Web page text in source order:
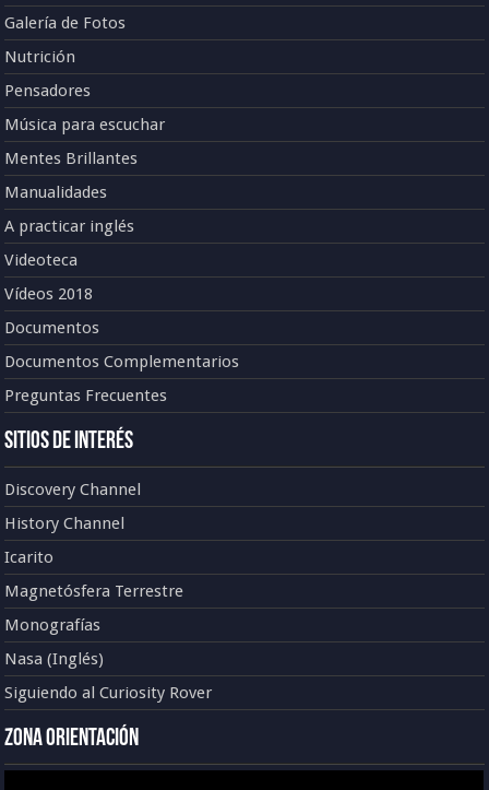
Galería de Fotos
Nutrición
Pensadores
Música para escuchar
Mentes Brillantes
Manualidades
A practicar inglés
Videoteca
Vídeos 2018
Documentos
Documentos Complementarios
Preguntas Frecuentes
Sitios de Interés
Discovery Channel
History Channel
Icarito
Magnetósfera Terrestre
Monografías
Nasa (Inglés)
Siguiendo al Curiosity Rover
Zona Orientación